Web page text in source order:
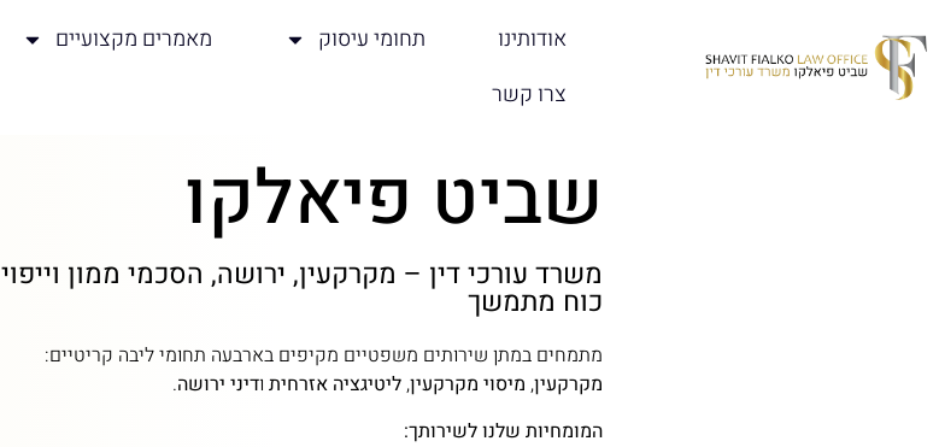
אודותינו תחומי עיסוק מאמרים מקצועיים
צרו קשר
שביט פיאלקו
משרד עורכי דין – מקרקעין, ירושה, הסכמי ממון וייפוי
כוח מתמשך
מתמחים במתן שירותים משפטיים מקיפים בארבעה תחומי ליבה קריטיים:
מקרקעין, מיסוי מקרקעין,ליטיגציה אזרחיתודיני ירושה.
המומחיות שלנו לשירותך: